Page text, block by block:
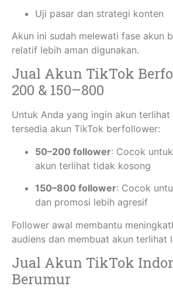
Uji pasar dan strategi konten
Akun ini sudah melewati fase akun
relatif lebih aman digunakan.
Jual Akun TikTok
200 & 150–800
Untuk Anda yang ingin akun
tersedia akun TikTok berfollower:
50–200 follower: Cocok
akun terlihat tidak kosong
150–800 follower: Cocok
dan promosi lebih agresif
Follower awal membantu
audiens dan membuat akun terlihat
Jual Akun TikTok
Berumur